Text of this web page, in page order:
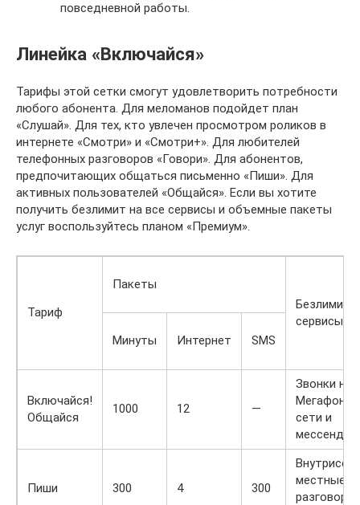
повседневной работы.
Линейка «Включайся»
Тарифы этой сетки смогут удовлетворить потребности
любого абонента. Для меломанов подойдет план
«Слушай». Для тех, кто увлечен просмотром роликов в
интернете «Смотри» и «Смотри+». Для любителей
телефонных разговоров «Говори». Для абонентов,
предпочитающих общаться письменно «Пиши». Для
активных пользователей «Общайся». Если вы хотите
получить безлимит на все сервисы и объемные пакеты
услуг воспользуйтесь планом «Премиум».
Тариф
Пакеты
сервисы
Минуты
Интернет SMS
Включайся!
Общайся
1000 12 —
Звонки на
Мегафон,
сети и
Пиши 300 4 300
местные
разговоры,